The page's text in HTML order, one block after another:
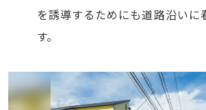
を誘導するためにも道路沿いに
す。